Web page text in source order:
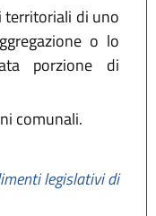
territoriali di uno
o lo
porzione di
comunali.
legislativi di